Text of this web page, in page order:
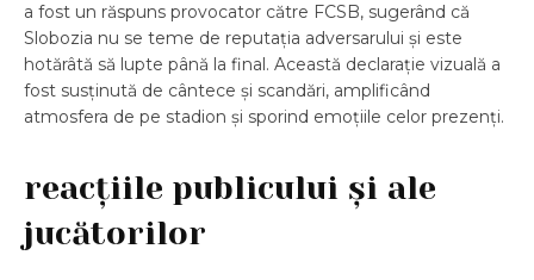
a fost un răspuns provocator către FCSB, sugerând că
Slobozia nu se teme de reputația adversarului și este
hotărâtă să lupte până la final. Această declarație vizuală a
fost susținută de cântece și scandări, amplificând
atmosfera de pe stadion și sporind emoțiile celor prezenți.
reacțiile publicului și ale
jucătorilor